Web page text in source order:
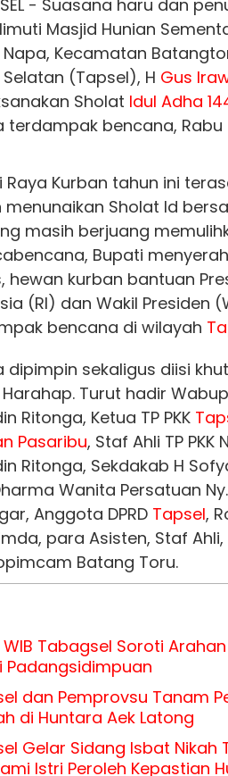
- Suasana haru dan
Masjid Hunian
Kecamatan
(Tapsel), H Gus
Sholat Idul Adha
terdampak bencana, Rabu
Raya Kurban tahun ini
menunaikan Sholat Id
masih berjuang
Bupati
hewan kurban bantuan
(RI) dan Wakil Presiden
bencana di wilayah
dipimpin sekaligus diisi
Turut hadir Wabup
Ritonga, Ketua TP PKK
Pasaribu, Staf Ahli TP PKK
Ritonga, Sekdakab H
Wanita Persatuan
Anggota DPRD Tapsel,
para Asisten, Staf Ahli,
Batang Toru.
Tabagsel Soroti
Padangsidimpuan
dan Pemprovsu Tanam
di Huntara Aek Latong
Gelar Sidang Isbat Nikah
Istri Peroleh Kepastian